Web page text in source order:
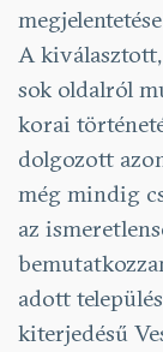
A
sok oldalról
korai
dolgozott
még mindig
az
adott
kiterjedésű